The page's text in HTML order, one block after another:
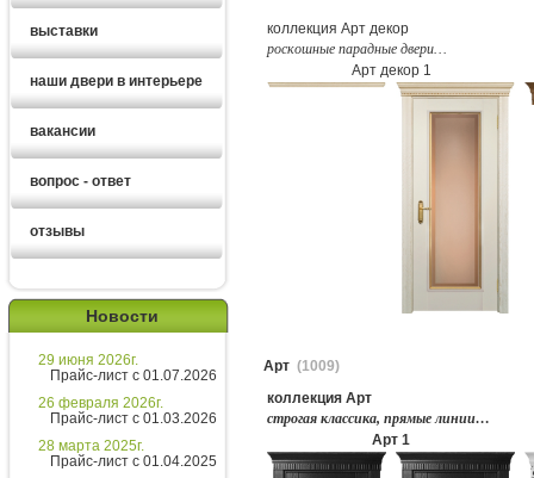
выставки
наши двери в интерьере
вакансии
вопрос - ответ
отзывы
Новости
29 июня 2026г.
Прайс-лист с 01.07.2026
26 февраля 2026г.
Прайс-лист с 01.03.2026
28 марта 2025г.
Прайс-лист с 01.04.2025
коллекция Арт декор
роскошные парадные двери…
Арт декор 1
Арт (1009)
коллекция Арт
строгая классика, прямые линии…
Арт 1
Ирина
Здравствуйте!
Хотите получить расчет
стоимости за 5 минут?
Напишите мне и я все расскажу
подробно!